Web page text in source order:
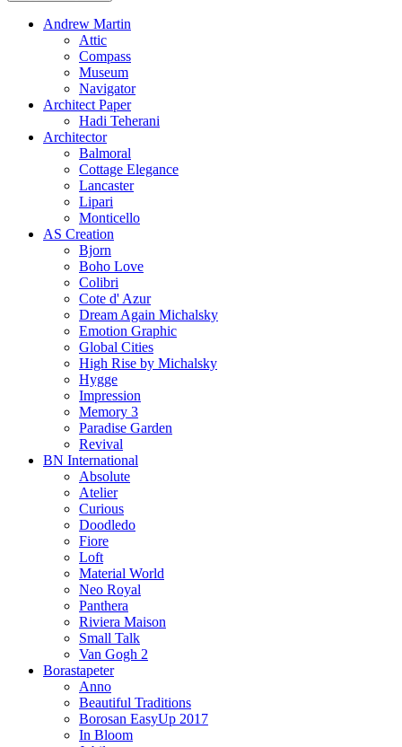
Andrew Martin
Attic
Compass
Museum
Navigator
Architect Paper
Hadi Teherani
Architector
Balmoral
Cottage Elegance
Lancaster
Lipari
Monticello
AS Creation
Bjorn
Boho Love
Colibri
Cote d' Azur
Dream Again Michalsky
Emotion Graphic
Global Cities
High Rise by Michalsky
Hygge
Impression
Memory 3
Paradise Garden
Revival
BN International
Absolute
Atelier
Curious
Doodledo
Fiore
Loft
Material World
Neo Royal
Panthera
Riviera Maison
Small Talk
Van Gogh 2
Borastapeter
Anno
Beautiful Traditions
Borosan EasyUp 2017
In Bloom